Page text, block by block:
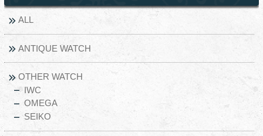
ALL
ANTIQUE WATCH
OTHER WATCH
IWC
OMEGA
SEIKO